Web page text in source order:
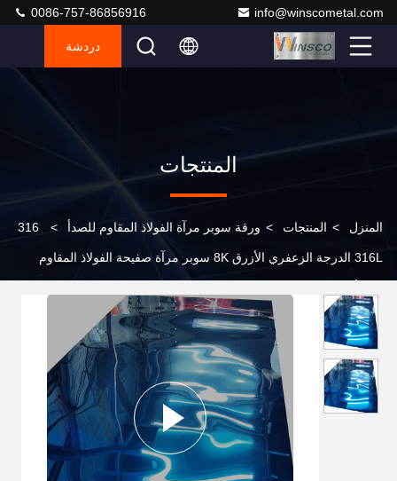
info@winscometal.com
0086-757-86856916
دردشة
المنتجات
المنزل > المنتجات > ورقة سوبر مرآة الفولاذ المقاوم للصدأ >
316
316L الدرجة الزعفري الأزرق 8K سوبر مرآة صفيحة الفولاذ المقاوم